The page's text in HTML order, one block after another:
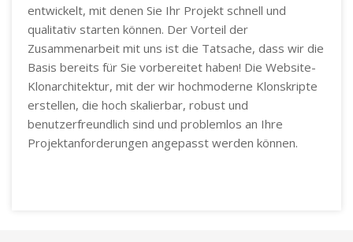
entwickelt, mit denen Sie Ihr Projekt schnell und
qualitativ starten können. Der Vorteil der
Zusammenarbeit mit uns ist die Tatsache, dass wir die
Basis bereits für Sie vorbereitet haben! Die Website-
Klonarchitektur, mit der wir hochmoderne Klonskripte
erstellen, die hoch skalierbar, robust und
benutzerfreundlich sind und problemlos an Ihre
Projektanforderungen angepasst werden können.